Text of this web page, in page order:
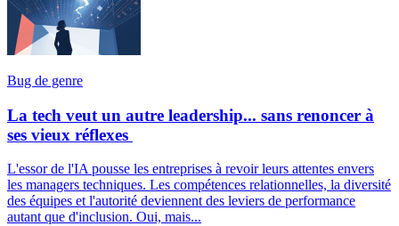
Bug de genre
La tech veut un autre leadership... sans renoncer à
ses vieux réflexes
L'essor de l'IA pousse les entreprises à revoir leurs attentes envers
les managers techniques. Les compétences relationnelles, la diversité
des équipes et l'autorité deviennent des leviers de performance
autant que d'inclusion. Oui, mais...